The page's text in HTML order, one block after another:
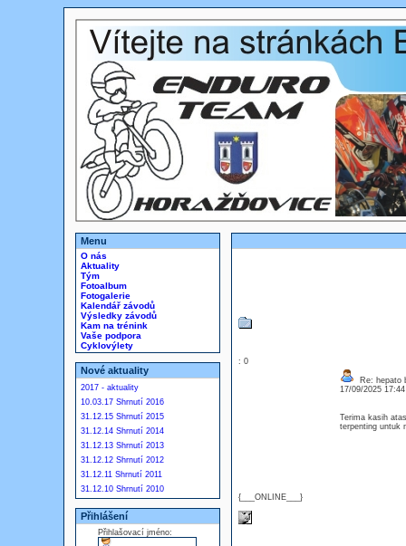
Menu
O nás
Aktuality
Tým
Fotoalbum
Fotogalerie
Kalendář závodů
Výsledky závodů
Kam na trénink
Vaše podpora
Cyklovýlety
Nové aktuality
2017 - aktuality
10.03.17 Shrnutí 2016
31.12.15 Shrnutí 2015
31.12.14 Shrnutí 2014
31.12.13 Shrnutí 2013
31.12.12 Shrnutí 2012
31.12.11 Shrnutí 2011
31.12.10 Shrnutí 2010
Přihlášení
Přihlašovací jméno:
: 0
{___ONLINE___}
Re: hepato
17/09/2025
Terima kasih
terpenting